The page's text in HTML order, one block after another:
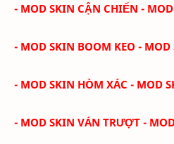
- MOD SKIN CẬN CHIẾN - MOD
- MOD SKIN BOOM KEO - MOD
- MOD SKIN HÒM XÁC - MOD
- MOD SKIN VÁN TRƯỢT -